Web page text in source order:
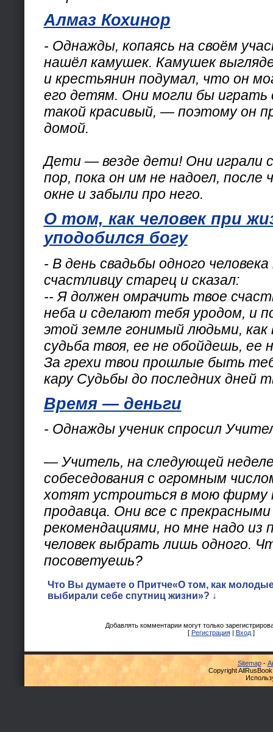
Алмаз Кохинор
- Однажды, копаясь на своём
нашёл камушек. Камушек
и крестьянин подумал, что он
его детям. Они могли бы играть
такой красивый, — поэтому он
домой.
Дети — везде дети! Они играли
пор, пока он им не надоел, после
окне и забыли про него.
О том, как человек при
уподобился богу
- В день свадьбы одного
счастливцу старец и сказал:
-- Я должен омрачить твое
неба и сделают тебя уродом, и
этой земле гонимый людьми,
судьба твоя, ее не обойдешь, ее
За грехи твои прошлые быть
кару Судьбы до последних дней
Время — деньги
- Однажды ученик спросил
— Учитель, на следующей
собеседования с огромным
хотят устроиться в мою фирму
продавца. Они все с
рекомендациями, но мне надо из
человек выбрать лишь одного.
посоветуешь?
Что Вы думаете о Притче«О том, как
выбирали себе спутниц жизни»? ↓
Добавлять комментарии могут только
[ Регистрация| Вход]
Sitemap-
Copyright